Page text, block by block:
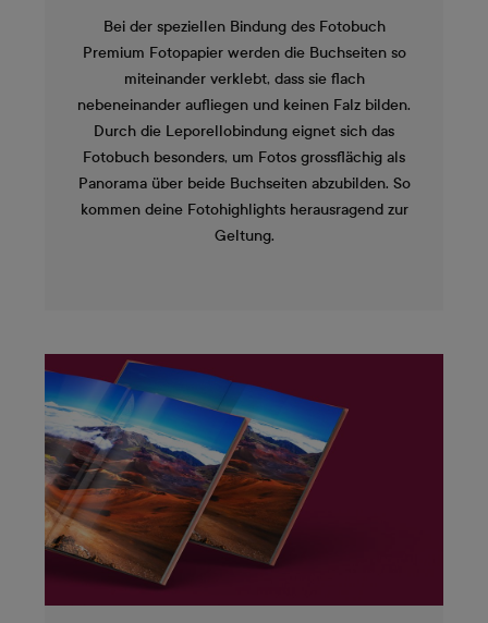
Bei der speziellen Bindung des Fotobuch
Premium Fotopapier werden die Buchseiten so
miteinander verklebt, dass sie flach
nebeneinander aufliegen und keinen Falz bilden.
Durch die Leporellobindung eignet sich das
Fotobuch besonders, um Fotos grossflächig als
Panorama über beide Buchseiten abzubilden. So
kommen deine Fotohighlights herausragend zur
Geltung.